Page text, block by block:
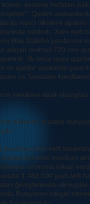
əvəzinə neftdən
Qədim
xarici ölkələrə
satılırdı. Xam neft
Əbu Dülafın yazılarına
alınan məhsul 720 min
İlk öncə quyu
və qablar vasitəsilə
və Suraxanı
tərkibinə daxil
adlanan ərazidə
Azərbaycanın neft
məcburi
artımına təkan
1 482 100 pud neft
ğenişlənməsi
Rusiyanın inkişaf